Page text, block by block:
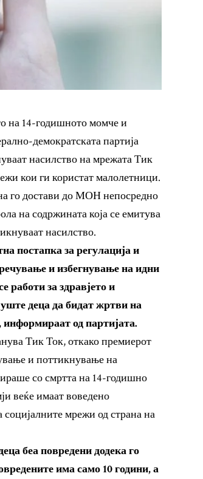
на 14-годишното момче и
демократската партија
насилство на мрежата Тик
кои ги користат малолетници.
го достави до МОН непосредно
на содржината која се емитува
насилство.
постапка за регулација и
и избегнување на идни
работи за здравјето и
деца да бидат жртви на
од партијата.
Тик Ток, откако премиерот
и поттикнување на
со смртта на 14-годишно
веќе имаат воведено
мрежи од страна на
беа повредени додека го
има само 10 години, а